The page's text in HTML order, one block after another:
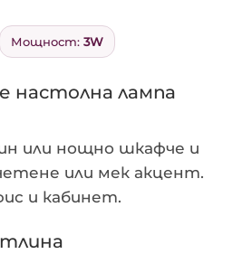
Мощност: 3W
настолна лампа
или нощно шкафче и
или мек акцент.
и кабинет.